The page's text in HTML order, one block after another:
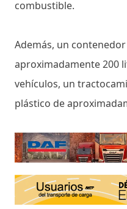
combustible.
Además, un
aproximadamente 200
vehículos, un
plástico de